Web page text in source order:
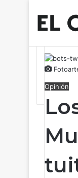
Opinión